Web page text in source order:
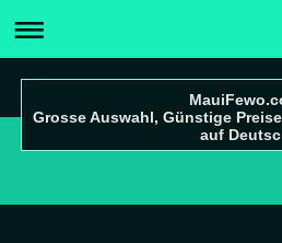
Grosse Auswahl, Günstige
auf